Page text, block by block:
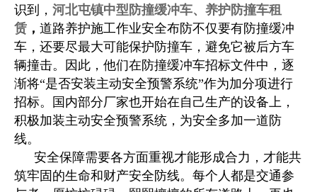
识到， 河北屯镇中型防撞缓冲车、养护防撞车租
赁 ， 道路养护施工作业安全布防不仅要有防撞缓冲
车，还要尽最大可能保护防撞车，避免它被后方车
辆撞击。因此，他们在防撞缓冲车招标文件中，逐
渐将“是否安装主动安全预警系统”作为加分项进行
招标。国内部分厂家也开始在自己生产的设备上，
积极加装主动安全预警系统，为安全多加一道防
线。
安全保障需要各方面重视才能形成合力，才能共
筑牢固的生命和财产安全防线。每个人都是交通参